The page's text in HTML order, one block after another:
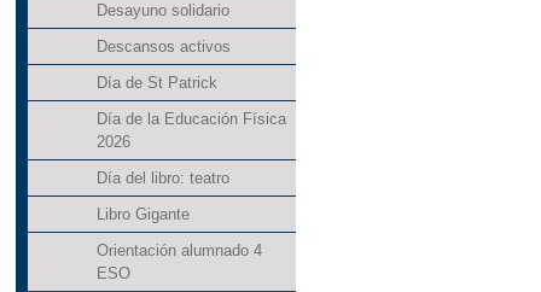
Desayuno solidario
Descansos activos
Día de St Patrick
Día de la Educación Física
2026
Día del libro: teatro
Libro Gigante
Orientación alumnado 4
ESO